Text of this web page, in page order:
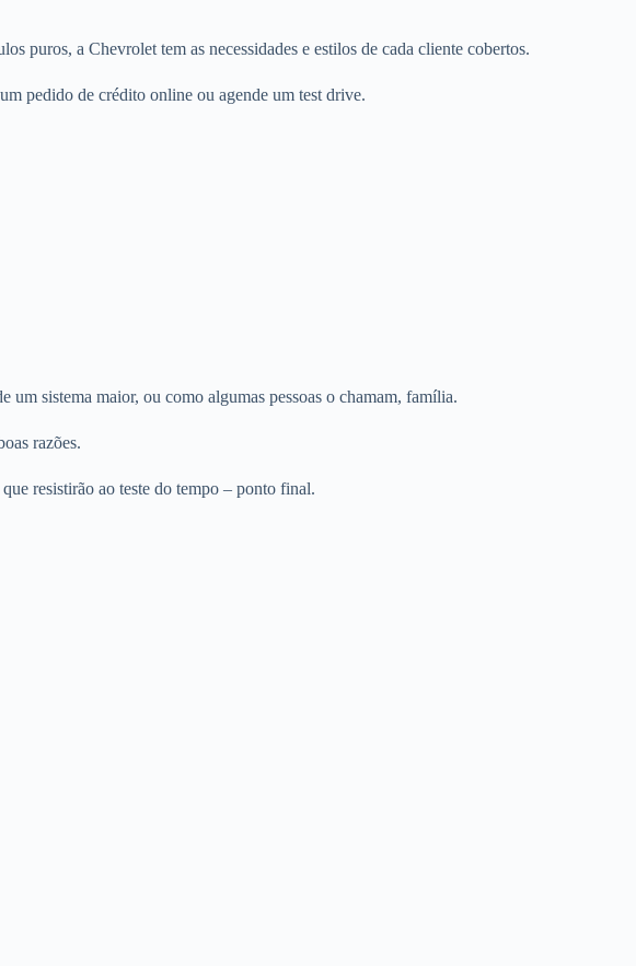
puros, a Chevrolet tem as necessidades e estilos de cada cliente cobertos.
pedido de crédito online ou agende um test drive.
sistema maior, ou como algumas pessoas o chamam, família.
razões.
resistirão ao teste do tempo – ponto final.